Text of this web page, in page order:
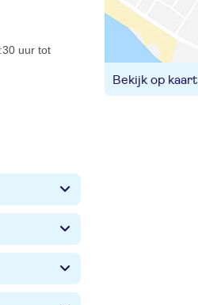
uur tot
Bekijk op kaart